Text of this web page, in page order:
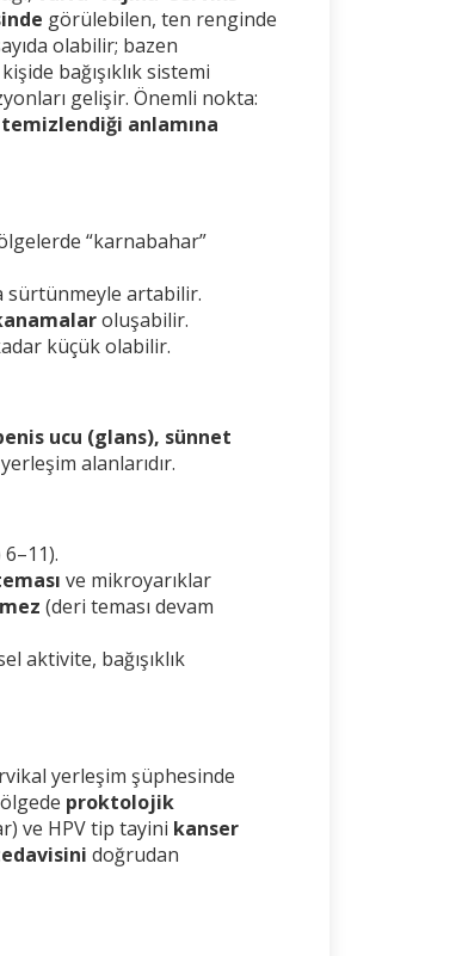
görülebilen, ten renginde
olabilir; bazen
bağışıklık sistemi
gelişir. Önemli nokta:
anlamına
“karnabahar”
sürtünmeyle artabilir.
oluşabilir.
küçük olabilir.
ucu (glans), sünnet
alanlarıdır.
ve mikroyarıklar
(deri teması devam
aktivite, bağışıklık
yerleşim şüphesinde
proktolojik
ve HPV tip tayini kanser
doğrudan